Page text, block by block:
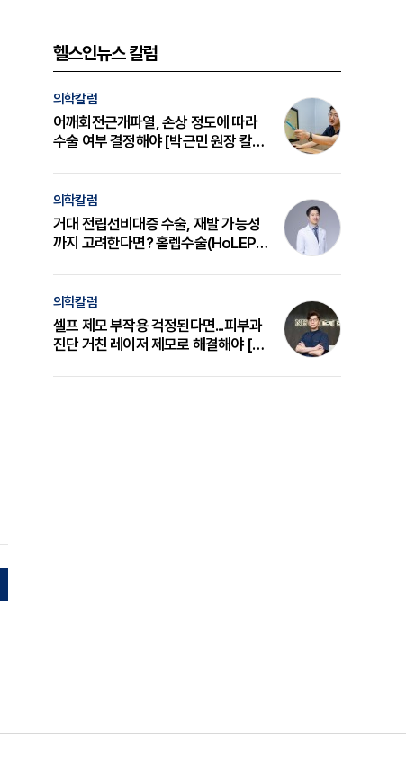
헬스인뉴스 칼럼
의학칼럼
어깨회전근개파열, 손상 정도에 따라
수술 여부 결정해야 [박근민 원장 칼
의학칼럼
거대 전립선비대증 수술, 재발 가능성
까지 고려한다면? 홀렙수술(HoLEP)
의학칼럼
셀프 제모 부작용 걱정된다면...피부과
진단 거친 레이저 제모로 해결해야 [변